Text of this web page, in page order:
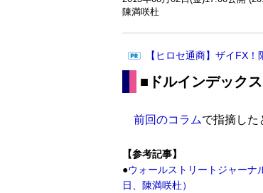
陳満咲杜
【ヒロセ通商】ザイFX！
■ドルインデック
前回のコラムで指摘した
【参考記事】
●ウォールストリートジャーナ
日、陳満咲杜）